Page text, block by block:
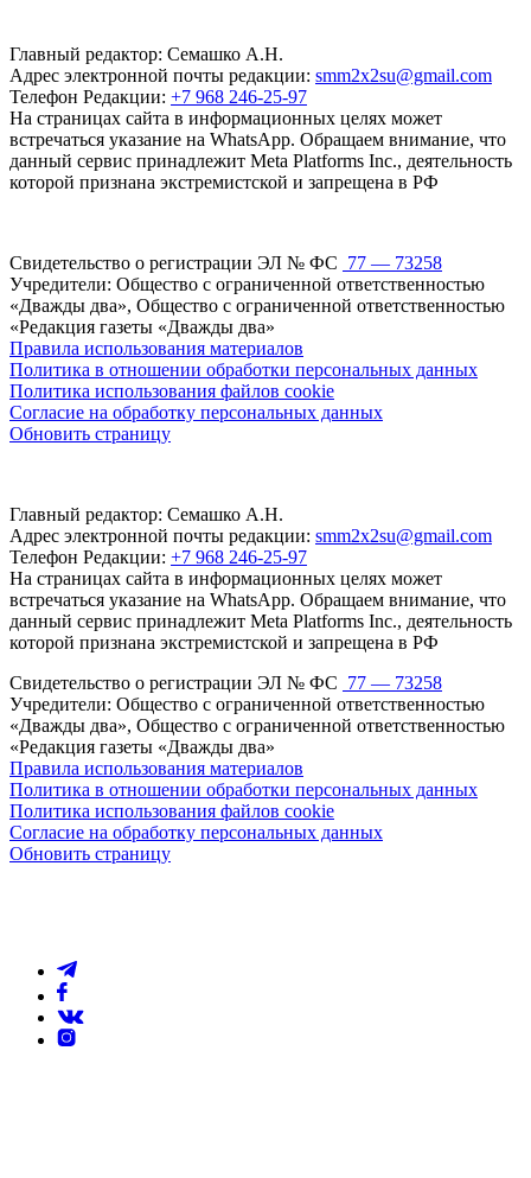
Главный редактор: Семашко А.Н.
Адрес электронной почты редакции: smm2x2su@gmail.com
Телефон Редакции: +7 968 246-25-97
На страницах сайта в информационных целях может
встречаться указание на WhatsApp. Обращаем внимание, что
данный сервис принадлежит Meta Platforms Inc., деятельность
которой признана экстремистской и запрещена в РФ
Свидетельство о регистрации ЭЛ № ФС 77 — 73258
Учредители: Общество с ограниченной ответственностью
«Дважды два», Общество с ограниченной ответственностью
«Редакция газеты «Дважды два»
Правила использования материалов
Политика в отношении обработки персональных данных
Политика использования файлов cookie
Согласие на обработку персональных данных
Обновить страницу
Главный редактор: Семашко А.Н.
Адрес электронной почты редакции: smm2x2su@gmail.com
Телефон Редакции: +7 968 246-25-97
На страницах сайта в информационных целях может
встречаться указание на WhatsApp. Обращаем внимание, что
данный сервис принадлежит Meta Platforms Inc., деятельность
которой признана экстремистской и запрещена в РФ
Свидетельство о регистрации ЭЛ № ФС 77 — 73258
Учредители: Общество с ограниченной ответственностью
«Дважды два», Общество с ограниченной ответственностью
«Редакция газеты «Дважды два»
Правила использования материалов
Политика в отношении обработки персональных данных
Политика использования файлов cookie
Согласие на обработку персональных данных
Обновить страницу